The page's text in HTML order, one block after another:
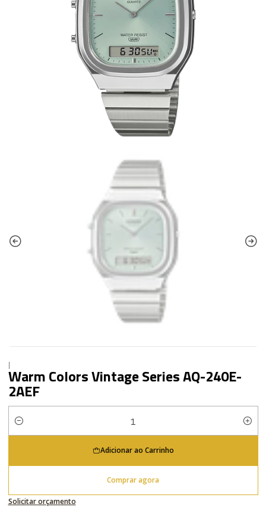
|
Warm Colors Vintage Series AQ-240E-
2AEF
Quantidade
Adicionar ao Carrinho
Comprar agora
Solicitar orçamento